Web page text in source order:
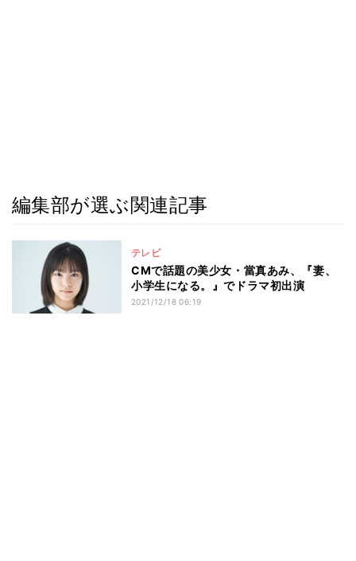
編集部が選ぶ関連記事
テレビ
CMで話題の美少女・當真あみ、『妻、
小学生になる。』でドラマ初出演
2021/12/18 06:19